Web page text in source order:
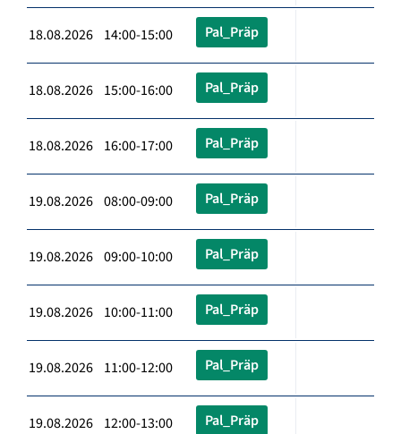
18.08.2026 14:00-15:00 Pal_Präp
18.08.2026 15:00-16:00 Pal_Präp
18.08.2026 16:00-17:00 Pal_Präp
19.08.2026 08:00-09:00 Pal_Präp
19.08.2026 09:00-10:00 Pal_Präp
19.08.2026 10:00-11:00 Pal_Präp
19.08.2026 11:00-12:00 Pal_Präp
19.08.2026 12:00-13:00 Pal_Präp